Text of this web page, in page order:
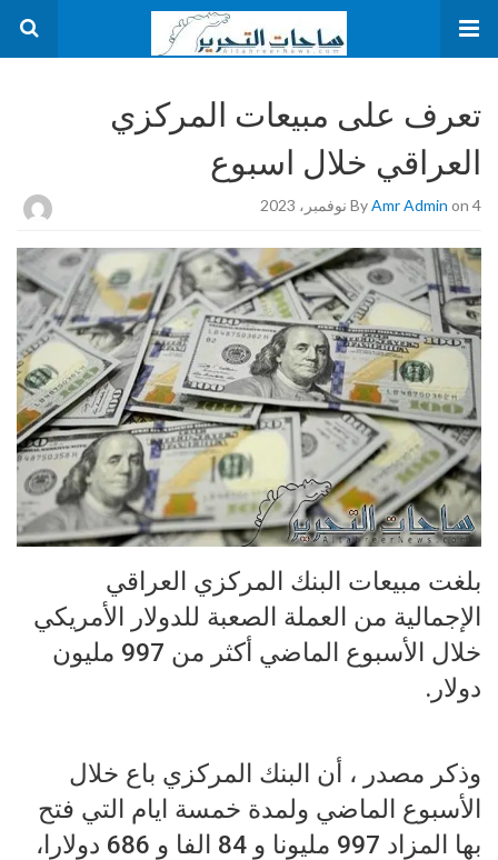
تعرف على مبيعات المركزي
العراقي خلال اسبوع
ByAmr Admin on 4 نوفمبر، 2023
بلغت مبيعات البنك المركزي العراقي
الإجمالية من العملة الصعبة للدولار الأمريكي
خلال الأسبوع الماضي أكثر من 997 مليون
دولار.
وذكر مصدر ، أن البنك المركزي باع خلال
الأسبوع الماضي ولمدة خمسة ايام التي فتح
بها المزاد 997 مليونا و 84 الفا و 686 دولارا،